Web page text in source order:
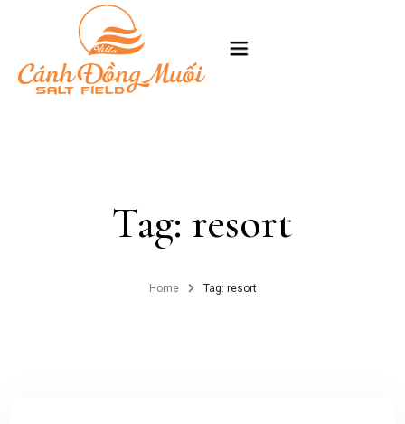
Tag: resort
Home Tag: resort